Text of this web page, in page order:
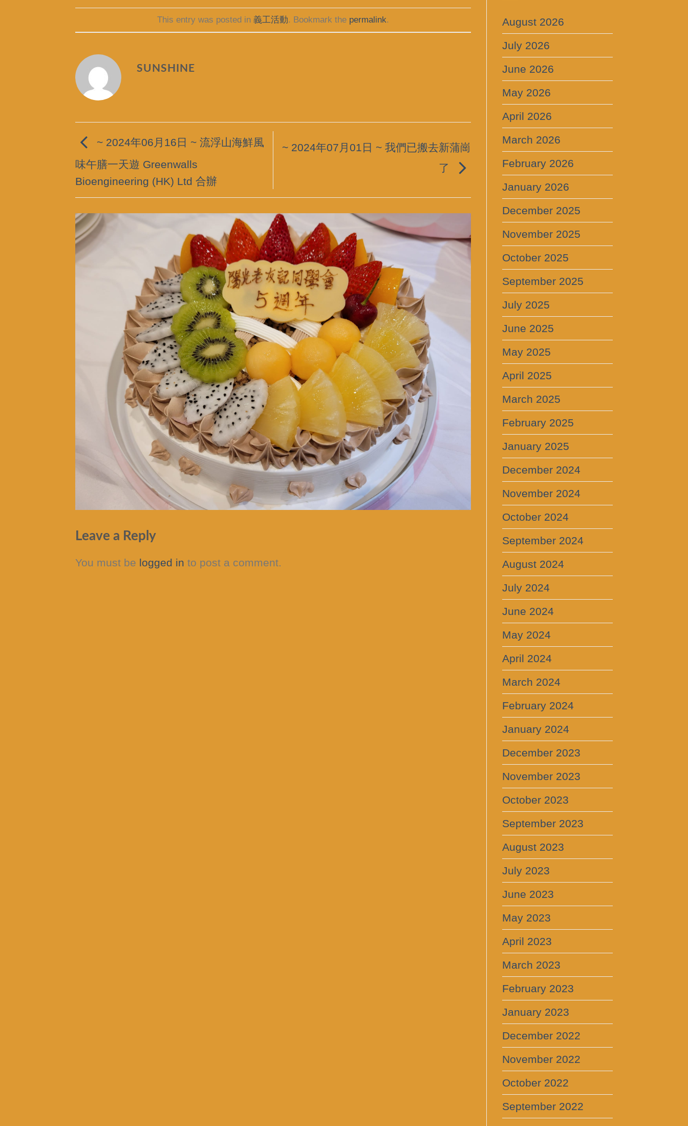
This entry was posted in 義工活動. Bookmark the permalink.
SUNSHINE
~ 2024年06月16日 ~ 流浮山海鮮風
味午膳一天遊 Greenwalls
Bioengineering (HK) Ltd 合辦
~ 2024年07月01日 ~ 我們已搬去新蒲崗
了
Leave a Reply
You must be logged in to post a comment.
August 2026
July 2026
June 2026
May 2026
April 2026
March 2026
February 2026
January 2026
December 2025
November 2025
October 2025
September 2025
July 2025
June 2025
May 2025
April 2025
March 2025
February 2025
January 2025
December 2024
November 2024
October 2024
September 2024
August 2024
July 2024
June 2024
May 2024
April 2024
March 2024
February 2024
January 2024
December 2023
November 2023
October 2023
September 2023
August 2023
July 2023
June 2023
May 2023
April 2023
March 2023
February 2023
January 2023
December 2022
November 2022
October 2022
September 2022